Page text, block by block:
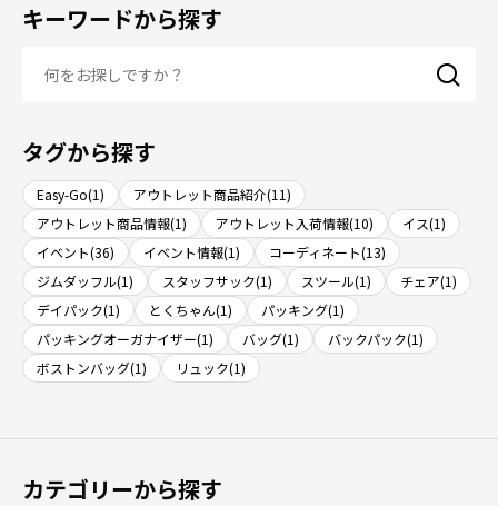
キーワードから探す
タグから探す
Easy-Go(1)
アウトレット商品紹介(11)
アウトレット商品情報(1)
アウトレット入荷情報(10)
イス(1)
イベント(36)
イベント情報(1)
コーディネート(13)
ジムダッフル(1)
スタッフサック(1) スツール(1)
チェア(1)
デイパック(1)
とくちゃん(1)
パッキング(1)
パッキングオーガナイザー(1)
バッグ(1)
バックパック(1)
ボストンバッグ(1)
リュック(1)
カテゴリーから探す